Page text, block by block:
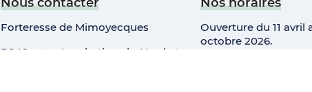
Forteresse de Mimoyecques
D249 entre Landrethun-le-Nord et
Ouverture du 11 avril
octobre 2026.